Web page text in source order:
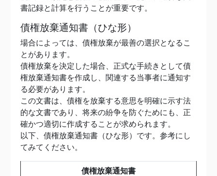
書記録と計算を行うことが重要です。
債権放棄通知書（ひな形）
場合によっては、債権放棄が最善の選択となるこ
とがあります。
債権放棄を決定した場合、正式な手続きとして債
権放棄通知書を作成し、関連する当事者に通知す
る必要があります。
この文書は、債権を放棄する意思を明確に示す法
的な文書であり、将来の紛争を防ぐためにも、正
確かつ適切に作成することが求められます。
以下、債権放棄通知書（ひな形）です。参考にし
てみてください。
債権放棄通知書